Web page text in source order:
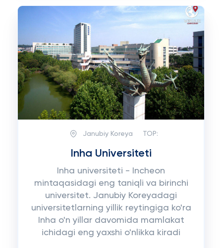
Janubiy Koreya TOP:
Inha Universiteti
Inha universiteti - Incheon
mintaqasidagi eng taniqli va birinchi
universitet. Janubiy Koreyadagi
universitetlarning yillik reytingiga ko'ra
Inha o'n yillar davomida mamlakat
ichidagi eng yaxshi o'nlikka kiradi